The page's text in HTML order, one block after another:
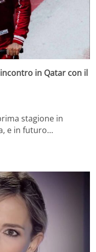
in Qatar con il
stagione in
e in futuro…